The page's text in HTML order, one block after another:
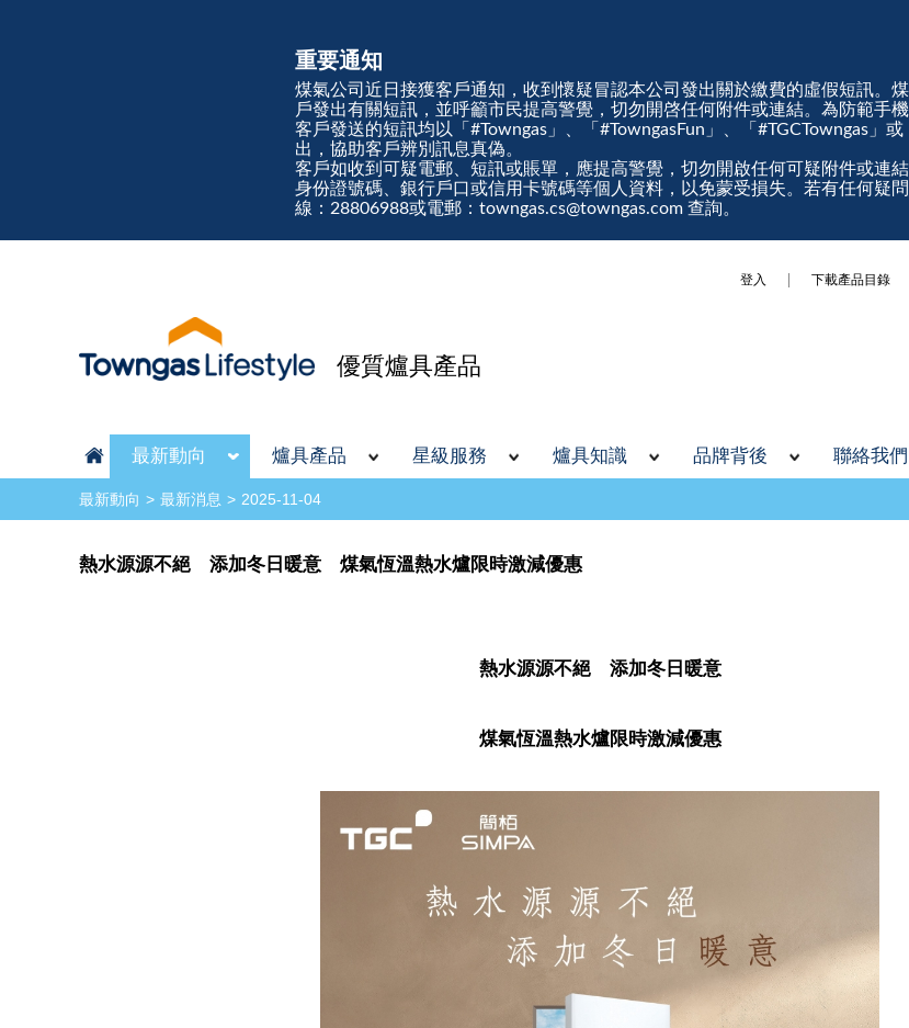
重要通知
煤氣公司近日接獲客戶通知，收到懷疑冒認本公司發出關於繳費的虛假短訊。
戶發出有關短訊，並呼籲市民提高警覺，切勿開啓任何附件或連結。為防範手
客戶發送的短訊均以「#Towngas」、「#TowngasFun」、「#TGCTowngas」
出，協助客戶辨別訊息真偽。
客戶如收到可疑電郵、短訊或賬單，應提高警覺，切勿開啟任何可疑附件或連
身份證號碼、銀行戶口或信用卡號碼等個人資料，以免蒙受損失。若有任何疑
線：28806988或電郵：towngas.cs@towngas.com 查詢。
登入 下載產品目錄
優質爐具產品
最新動向 爐具產品 星級服務 爐具知識 品牌背後 聯絡我們
最新動向 最新消息 2025-11-04
熱水源源不絕 添加冬日暖意 煤氣恆溫熱水爐限時激減優惠
熱水源源不絕 添加冬日暖意
煤氣恆溫熱水爐限時激減優惠